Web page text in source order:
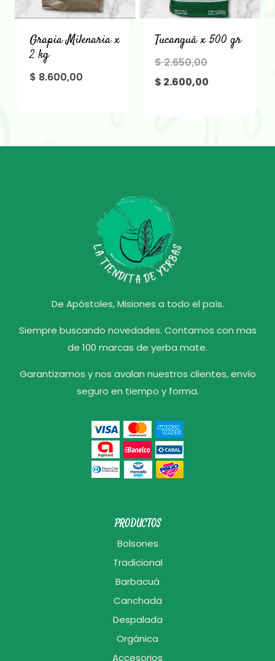
Grapia Milenaria x
2 kg
$ 8.600,00
Tucanguá x 500 gr
$2.650,00El
precio
$ 2.600,00
De Apóstoles, Misiones a todo el país.
Siempre buscando novedades. Contamos con mas
de 100 marcas de yerba mate.
Garantizamos y nos avalan nuestros clientes, envío
seguro en tiempo y forma.
PRODUCTOS
Bolsones
Tradicional
Barbacuá
Canchada
Despalada
Orgánica
Accesorios